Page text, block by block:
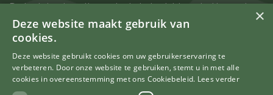
De laatste nieuwtjes en leukste berichten vind je op de
de volgende kanalen:
Uw mening telt
×
Deze website maakt gebruik van
cookies.
Deze website gebruikt cookies om uw gebruikerservaring te
verbeteren. Door onze website te gebruiken, stemt u in met alle
cookies in overeenstemming met ons Cookiebeleid. Lees verder